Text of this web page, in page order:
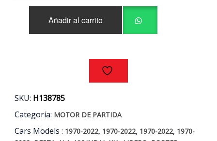
Añadir al carrito
SKU: H138785
Categoría: MOTOR DE PARTIDA
Cars Models : 1970-2022, 1970-2022, 1970-2022, 1970-